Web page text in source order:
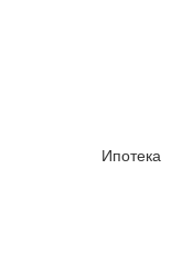
Ипотека